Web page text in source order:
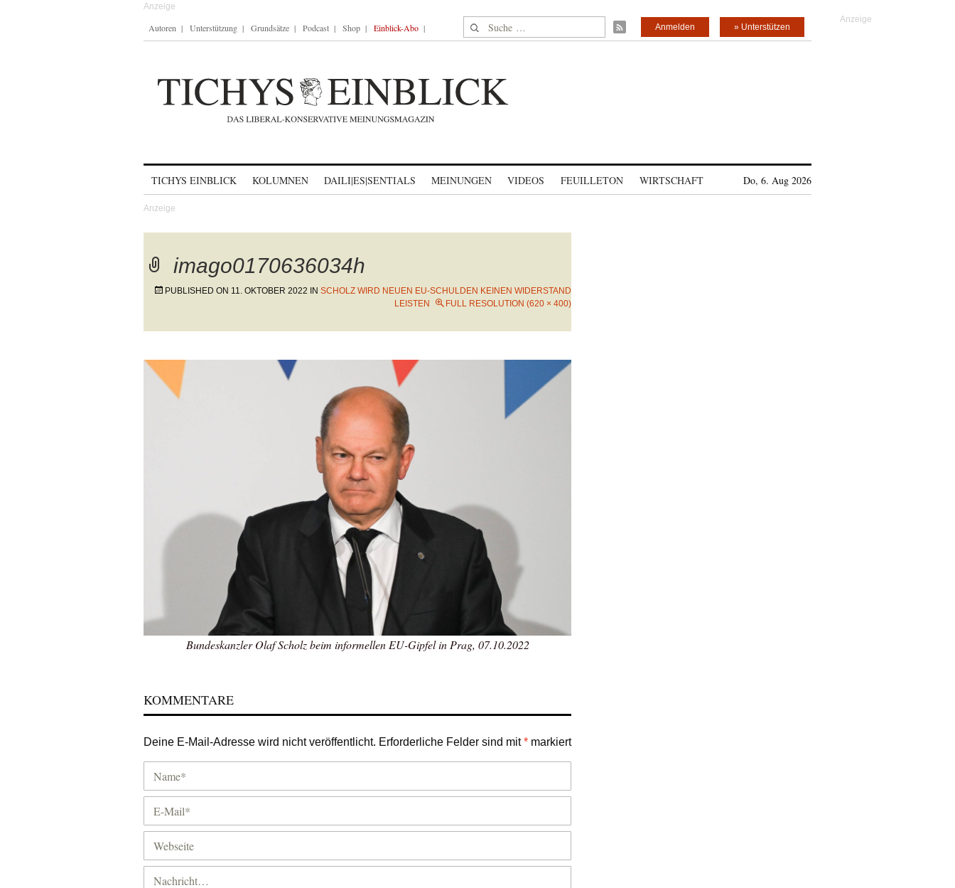
Autoren Unterstützung Grundsätze Podcast Shop Einblick-Abo Suche nach: » Unterstützen
Anmelden
TICHYS EINBLICK KOLUMNEN DAILI|ES|SENTIALS MEINUNGEN VIDEOS FEUILLETON WIRTSCHAFT Do, 6. Aug 2026
imago0170636034h
PUBLISHED ON 11. OKTOBER 2022 IN SCHOLZ WIRD NEUEN EU-SCHULDEN KEINEN WIDERSTAND
LEISTEN
FULL RESOLUTION (620 × 400)
Bundeskanzler Olaf Scholz beim informellen EU-Gipfel in Prag, 07.10.2022
KOMMENTARE
Deine E-Mail-Adresse wird nicht veröffentlicht. Erforderliche Felder sind mit* markiert